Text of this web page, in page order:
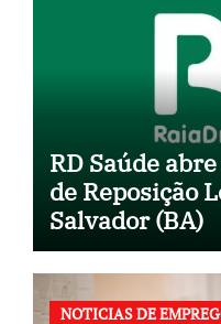
RD Saúde
de Reposição
Salvador (BA)
NOTICIAS DE